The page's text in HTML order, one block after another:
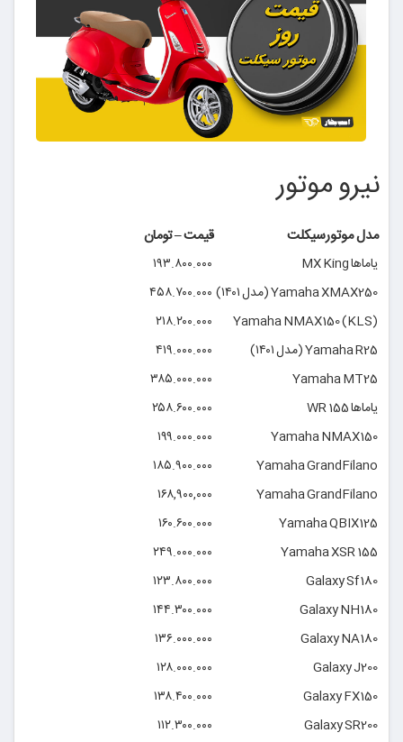
نیرو موتور
مدل موتورسیکلت قیمت – تومان
یاماها MX King
۱۹۳.۸۰۰.۰۰۰
Yamaha XMAX250 (مدل ۱۴۰۱)
۴۵۸.۷۰۰.۰۰۰
Yamaha NMAX150 (KLS)
۲۱۸.۲۰۰.۰۰۰
Yamaha R25 (مدل ۱۴۰۱)
۴۱۹.۰۰۰.۰۰۰
Yamaha MT25
۳۸۵.۰۰۰.۰۰۰
یاماها WR 155
۲۵۸.۶۰۰.۰۰۰
Yamaha NMAX150
۱۹۹.۰۰۰.۰۰۰
Yamaha GrandFilano
۱۸۵.۹۰۰.۰۰۰
Yamaha GrandFilano
۱۶۸,۹۰۰,۰۰۰
Yamaha QBIX125
۱۶۰.۶۰۰.۰۰۰
Yamaha XSR 155
۲۴۹.۰۰۰.۰۰۰
Galaxy Sf180
۱۲۳.۸۰۰.۰۰۰
Galaxy NH180
۱۴۴.۳۰۰.۰۰۰
Galaxy NA180
۱۳۶.۰۰۰.۰۰۰
Galaxy J200
۱۲۸.۰۰۰.۰۰۰
Galaxy FX150
۱۳۸.۴۰۰.۰۰۰
Galaxy SR200
۱۱۲.۳۰۰.۰۰۰